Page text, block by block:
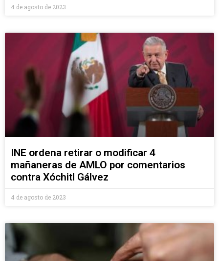
4 de agosto de 2023
INE ordena retirar o modificar 4
mañaneras de AMLO por comentarios
contra Xóchitl Gálvez
4 de agosto de 2023